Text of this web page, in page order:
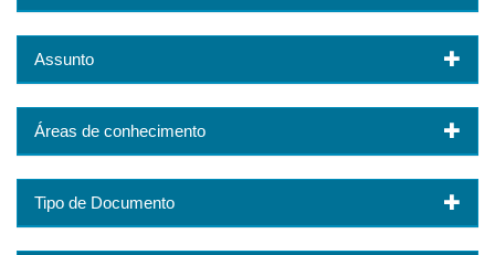
Assunto
Áreas de conhecimento
Tipo de Documento